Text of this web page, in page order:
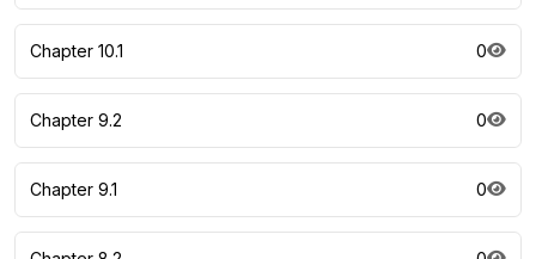
Chapter 10.1 0
Chapter 9.2 0
Chapter 9.1 0